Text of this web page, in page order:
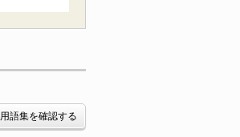
用語集を確認する